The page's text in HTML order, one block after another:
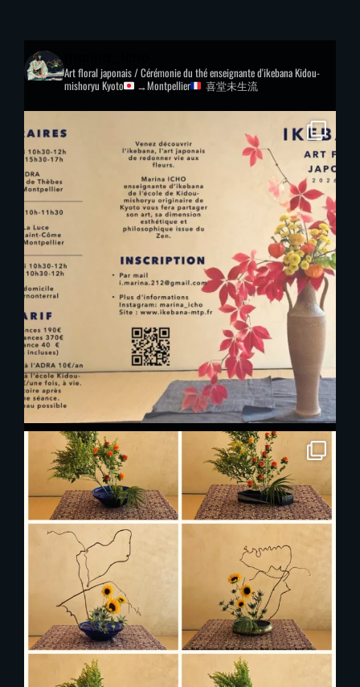
Art floral japonais / Cérémonie du théenseignante d'ikebana Kidou-
mishoryu Kyoto →Montpellier 喜堂未生流